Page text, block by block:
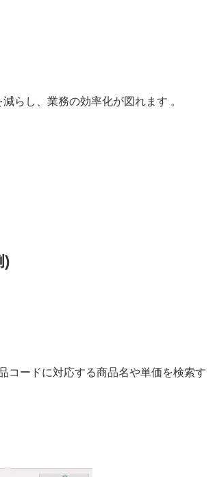
らし、業務の効率化が図れます 。
)
コードに対応する商品名や単価を検索す